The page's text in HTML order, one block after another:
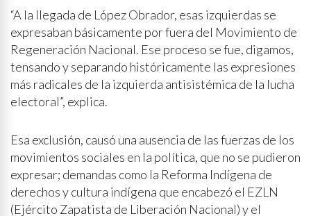
“A la llegada de López Obrador, esas izquierdas se
expresaban básicamente por fuera del Movimiento de
Regeneración Nacional. Ese proceso se fue, digamos,
tensando y separando históricamente las expresiones
más radicales de la izquierda antisistémica de la lucha
electoral”, explica.
Esa exclusión, causó una ausencia de las fuerzas de los
movimientos sociales en la política, que no se pudieron
expresar; demandas como la Reforma Indígena de
derechos y cultura indígena que encabezó el EZLN
(Ejército Zapatista de Liberación Nacional) y el